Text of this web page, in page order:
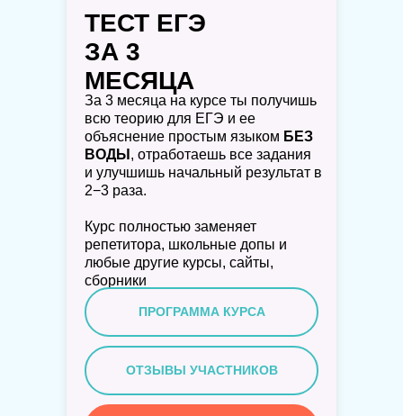
ТЕСТ ЕГЭ
ЗА 3
МЕСЯЦА
За 3 месяца на курсе ты получишь
всю теорию для ЕГЭ и ее
объяснение простым языком БЕЗ
ВОДЫ , отработаешь все задания
и улучшишь начальный результат в
2−3 раза.
Курс полностью заменяет
репетитора, школьные допы и
любые другие курсы, сайты,
сборники
ПРОГРАММА КУРСА
ОТЗЫВЫ УЧАСТНИКОВ